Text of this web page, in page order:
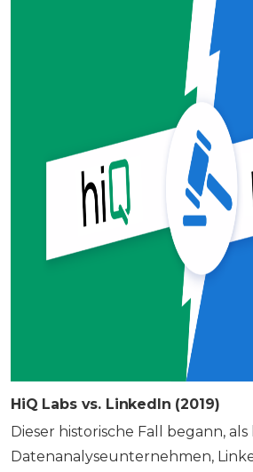
HiQ Labs vs. LinkedIn (2019)
Dieser historische Fall begann, als
Datenanalyseunternehmen,